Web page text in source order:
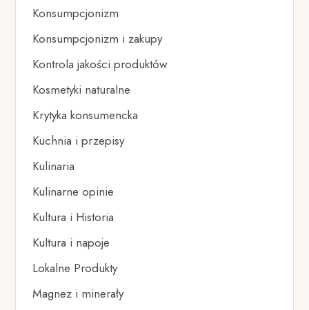
Konsumpcjonizm
Konsumpcjonizm i zakupy
Kontrola jakości produktów
Kosmetyki naturalne
Krytyka konsumencka
Kuchnia i przepisy
Kulinaria
Kulinarne opinie
Kultura i Historia
Kultura i napoje
Lokalne Produkty
Magnez i minerały